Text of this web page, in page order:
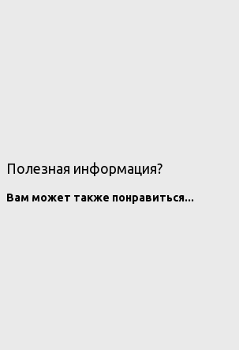
Полезная информация?
Вам может также понравиться...